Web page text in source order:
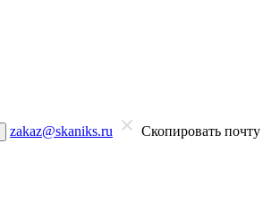
zakaz@skaniks.ru Скопировать почту